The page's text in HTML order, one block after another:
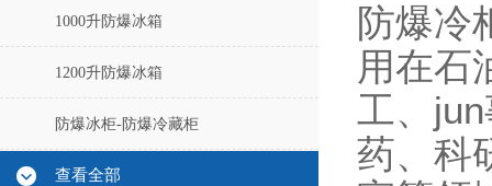
1000升防爆冰箱
1200升防爆冰箱
防爆冰柜-防爆冷藏柜
查看全部
防爆冷
用在石
工、
药、科